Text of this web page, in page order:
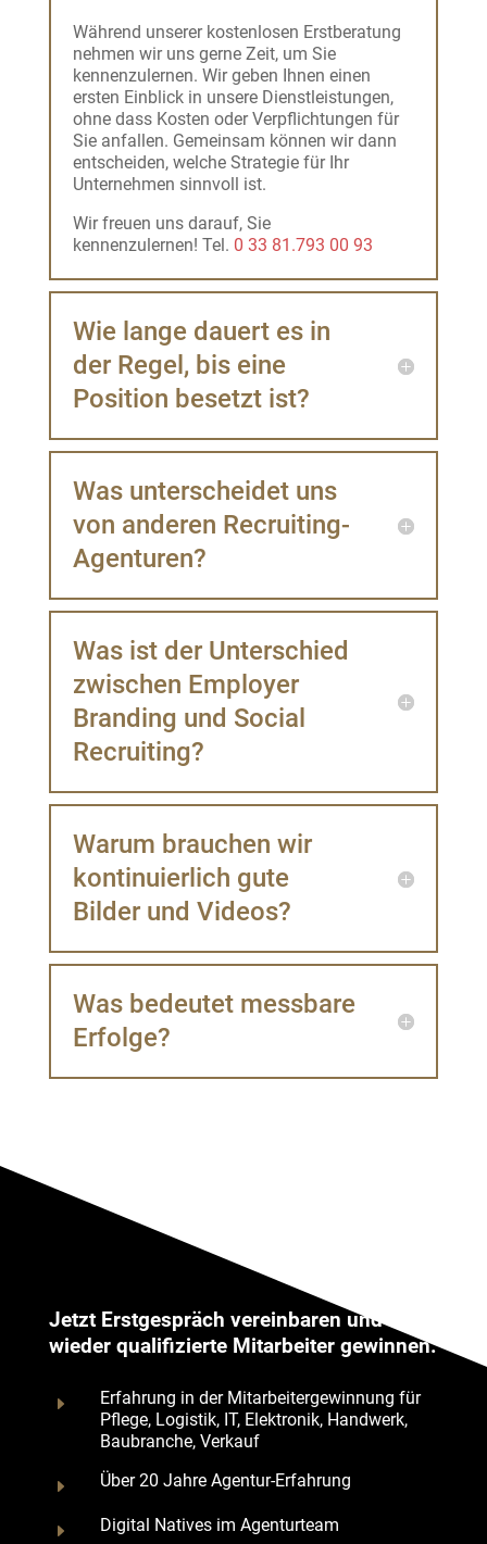
Während unserer kostenlosen Erstberatung
nehmen wir uns gerne Zeit, um Sie
kennenzulernen. Wir geben Ihnen einen
ersten Einblick in unsere Dienstleistungen,
ohne dass Kosten oder Verpflichtungen für
Sie anfallen. Gemeinsam können wir dann
entscheiden, welche Strategie für Ihr
Unternehmen sinnvoll ist.
Wir freuen uns darauf, Sie
kennenzulernen! Tel. 0 33 81.793 00 93
Wie lange dauert es in
der Regel, bis eine
Position besetzt ist?
Was unterscheidet uns
von anderen Recruiting-
Agenturen?
Was ist der Unterschied
zwischen Employer
Branding und Social
Recruiting?
Warum brauchen wir
kontinuierlich gute
Bilder und Videos?
Was bedeutet messbare
Erfolge?
Jetzt Erstgespräch vereinbaren und &
wieder qualifizierte Mitarbeiter gewinnen.
E
Erfahrung in der Mitarbeitergewinnung für
Pflege, Logistik, IT, Elektronik, Handwerk,
Baubranche, Verkauf
E Über 20 Jahre Agentur-Erfahrung
E Digital Natives im Agenturteam